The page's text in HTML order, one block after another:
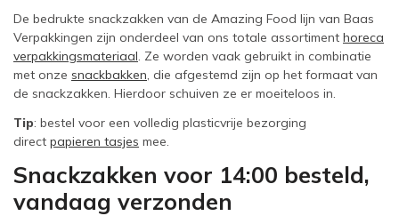
De bedrukte snackzakken van de Amazing Food lijn van Baas
Verpakkingen zijn onderdeel van ons totale assortiment horeca
verpakkingsmateriaal. Ze worden vaak gebruikt in combinatie
met onze snackbakken, die afgestemd zijn op het formaat van
de snackzakken. Hierdoor schuiven ze er moeiteloos in.
Tip: bestel voor een volledig plasticvrije bezorging
direct papieren tasjes mee.
Snackzakken voor 14:00 besteld,
vandaag verzonden